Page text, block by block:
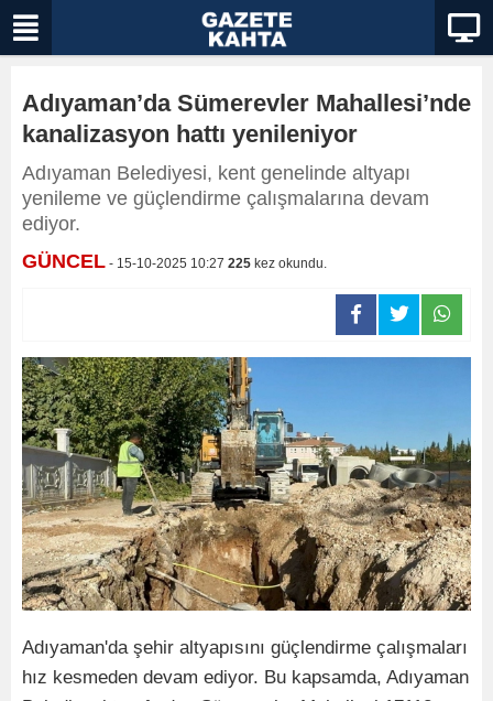
Adıyaman’da Sümerevler Mahallesi’nde
kanalizasyon hattı yenileniyor
Adıyaman Belediyesi, kent genelinde altyapı
yenileme ve güçlendirme çalışmalarına devam
ediyor.
GÜNCEL - 15-10-2025 10:27 225 kez okundu.
Adıyaman'da şehir altyapısını güçlendirme çalışmaları
hız kesmeden devam ediyor. Bu kapsamda, Adıyaman